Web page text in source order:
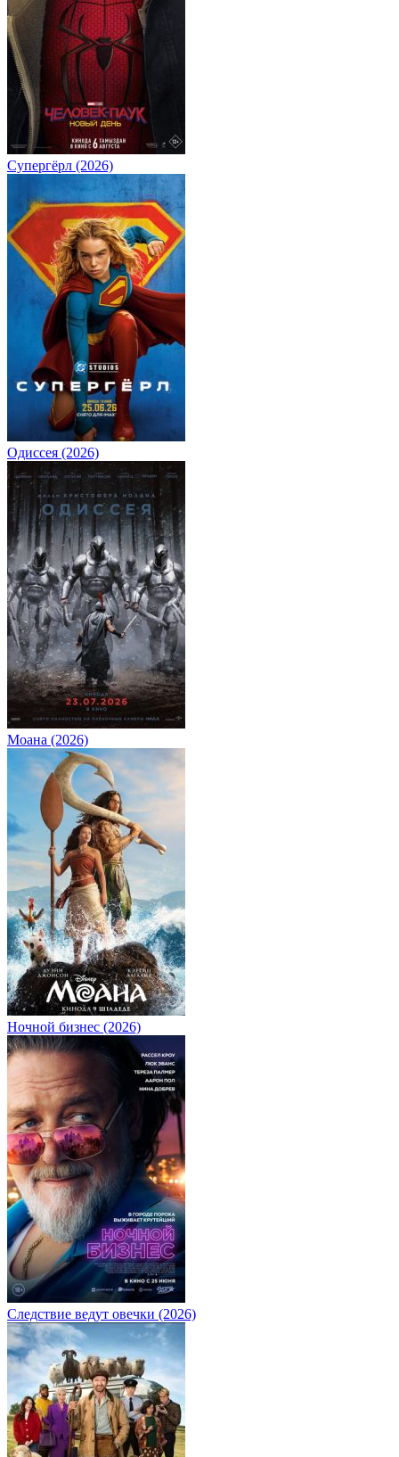
Супергёрл (2026)
Одиссея (2026)
Моана (2026)
Ночной бизнес (2026)
Следствие ведут овечки (2026)